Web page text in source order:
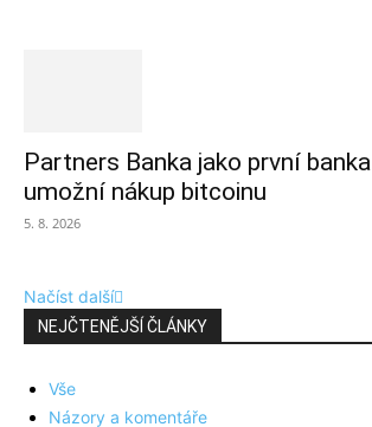
Partners Banka jako první
umožní nákup bitcoinu
5. 8. 2026
Načíst další
NEJČTENĚJŠÍ ČLÁNKY
Vše
Názory a komentáře